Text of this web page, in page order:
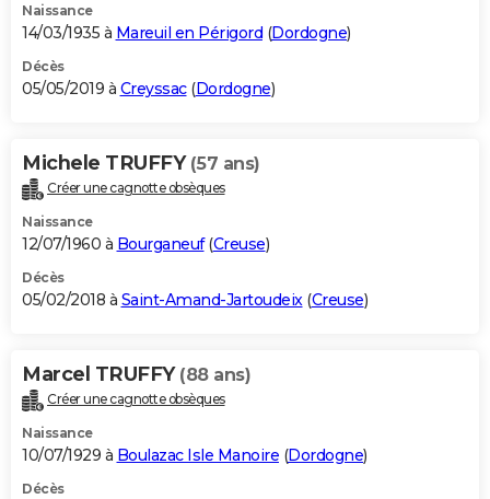
Naissance
14/03/1935 à Mareuil en Périgord (Dordogne)
Décès
05/05/2019 à Creyssac(Dordogne)
Michele TRUFFY (57 ans)
Créer une cagnotte obsèques
Naissance
12/07/1960 à Bourganeuf(Creuse)
Décès
05/02/2018 à Saint-Amand-Jartoudeix(Creuse)
Marcel TRUFFY (88 ans)
Créer une cagnotte obsèques
Naissance
10/07/1929 à Boulazac Isle Manoire (Dordogne)
Décès